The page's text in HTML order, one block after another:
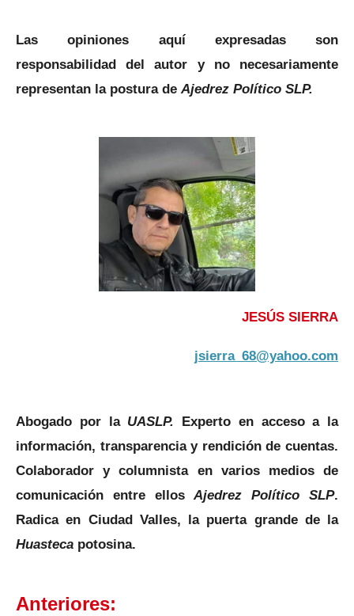
Las opiniones aquí expresadas son
responsabilidad del autor y no necesariamente
representan la postura deAjedrez Político SLP.
JESÚS SIERRA
jsierra_68@yahoo.com
Abogado por la UASLP. Experto en acceso a la
información, transparencia y rendición de cuentas.
Colaborador y columnista en varios medios de
comunicación entre ellosAjedrez Político SLP.
Radica en Ciudad Valles, la puerta grande de la
Huasteca potosina.
Anteriores: